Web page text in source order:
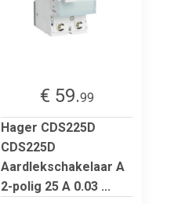
€ 59.99
Hager CDS225D
CDS225D
Aardlekschakelaar A
2-polig 25 A 0.03 ...